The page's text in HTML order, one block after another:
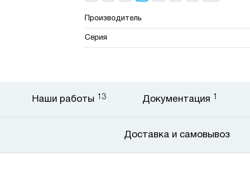
Производитель
Серия
Наши работы 13 Документация 1
Доставка и самовывоз